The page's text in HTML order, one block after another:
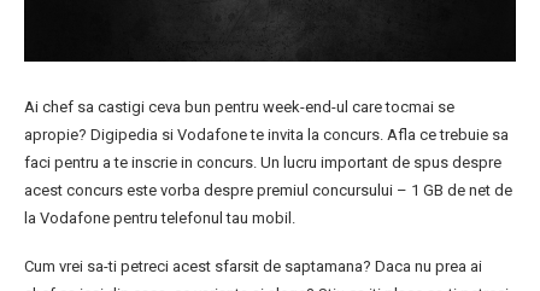
Ai chef sa castigi ceva bun pentru week-end-ul care tocmai se
apropie? Digipedia si Vodafone te invita la concurs. Afla ce trebuie sa
faci pentru a te inscrie in concurs. Un lucru important de spus despre
acest concurs este vorba despre premiul concursului – 1 GB de net de
la Vodafone pentru telefonul tau mobil.
Cum vrei sa-ti petreci acest sfarsit de saptamana? Daca nu prea ai